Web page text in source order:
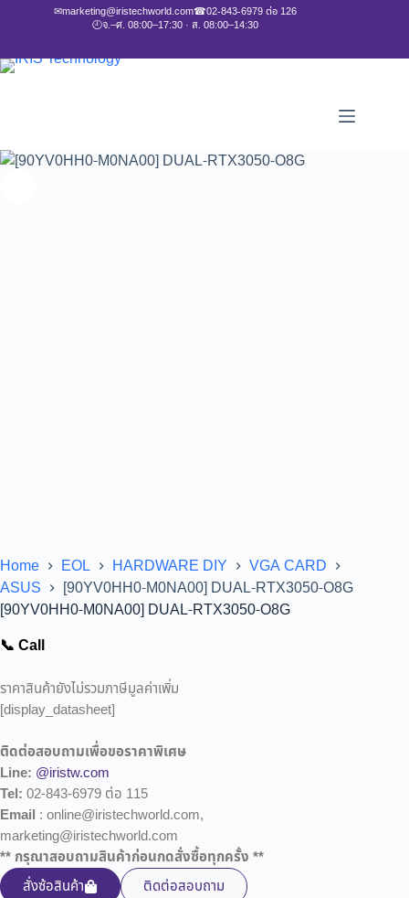
✉marketing@iristechworld.com☎02-843-6979 ต่อ 126
🕘จ.–ศ. 08:00–17:30 · ส. 08:00–14:30
Home EOL HARDWARE DIY
VGA CARD
ASUS
[90YV0HH0-M0NA00] DUAL-RTX3050-O8G
[90YV0HH0-M0NA00] DUAL-RTX3050-O8G
📞 Call
ราคาสินค้ายังไม่รวมภาษีมูลค่าเพิ่ม
[display_datasheet]
ติดต่อสอบถามเพื่อขอราคาพิเศษ
Line: @iristw.com
Tel: 02-843-6979 ต่อ 115
Email : online@iristechworld.com,
marketing@iristechworld.com
** กรุณาสอบถามสินค้าก่อนกดสั่งซื้อทุกครั้ง **
สั่งซ้อสินค้า
ติดต่อสอบถาม